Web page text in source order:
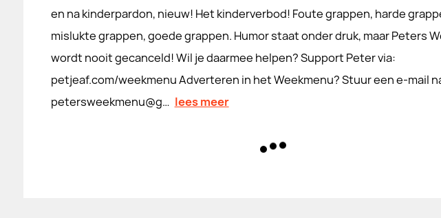
en na kinderpardon, nieuw! Het kinderverbod! Foute grappen, harde
mislukte grappen, goede grappen. Humor staat onder druk, maar Peters
wordt nooit gecanceld! Wil je daarmee helpen? Support Peter via:
petjeaf.com/weekmenu Adverteren in het Weekmenu? Stuur een e-mail
petersweekmenu@g… lees meer